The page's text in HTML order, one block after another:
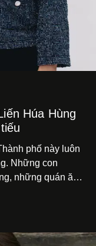
Húa Hùng
phố này luôn
Những con
những quán ăn
những điều